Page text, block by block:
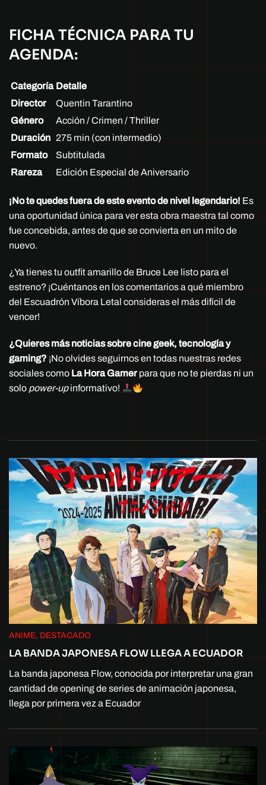
FICHA TÉCNICA PARA TU
AGENDA:
Categoría Detalle
Director
Quentin Tarantino
Género
Acción / Crimen / Thriller
Duración 275 min (con intermedio)
Formato
Subtitulada
Rareza
Edición Especial de Aniversario
¡No te quedes fuera de este evento de nivel legendario! Es
una oportunidad única para ver esta obra maestra tal como
fue concebida, antes de que se convierta en un mito de
nuevo.
¿Ya tienes tu outfit amarillo de Bruce Lee listo para el
estreno? ¡Cuéntanos en los comentarios a qué miembro
del Escuadrón Víbora Letal consideras el más difícil de
vencer!
¿Quieres más noticias sobre cine geek, tecnología y
gaming? ¡No olvides seguirnos en todas nuestras redes
sociales como La Hora Gamer para que no te pierdas ni un
solo power-upinformativo!
ANIME, DESTACADO
LA BANDA JAPONESA FLOW LLEGA A ECUADOR
La banda japonesa Flow, conocida por interpretar una gran
cantidad de opening de series de animación japonesa,
llega por primera vez a Ecuador